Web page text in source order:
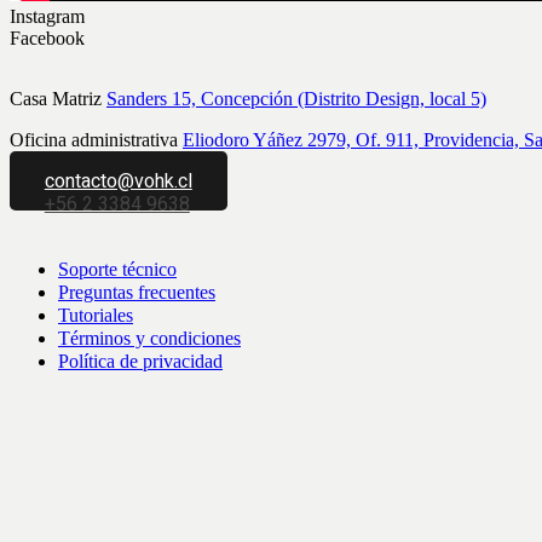
Instagram
Facebook
Casa Matriz Sanders 15, Concepción (Distrito Design, local 5)
Oficina administrativa Eliodoro Yáñez 2979, Of. 911, Providencia,
contacto@vohk.cl
+56 2 3384 9638
Soporte técnico
Preguntas frecuentes
Tutoriales
Términos y condiciones
Política de privacidad